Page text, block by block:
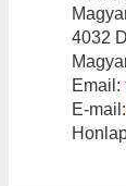
4032
Email:
E-mail: